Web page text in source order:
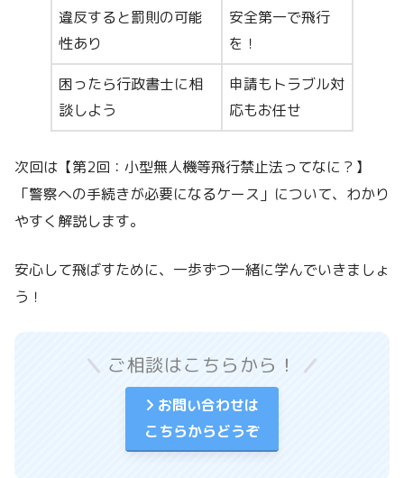
違反すると罰則の可能
性あり
安全第一で飛行
を！
困ったら行政書士に相
談しよう
申請もトラブル対
応もお任せ
次回は【第2回：小型無人機等飛行禁止法ってなに？】
「警察への手続きが必要になるケース」について、わかり
やすく解説します。
安心して飛ばすために、一歩ずつ一緒に学んでいきましょ
う！
ご相談はこちらから！
お問い合わせは
こちらからどうぞ